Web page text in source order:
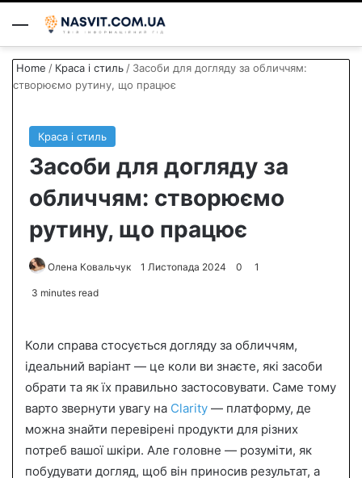
Menu
Home / Краса і стиль / Засоби для догляду за обличчям:
створюємо рутину, що працює
Краса і стиль
Засоби для догляду за
обличчям: створюємо
рутину, що працює
Олена Ковальчук
a
n
e
1 Листопада 2024 0 1
3 minutes read
Коли справа стосується догляду за обличчям,
ідеальний варіант — це коли ви знаєте, які засоби
обрати та як їх правильно застосовувати. Саме тому
варто звернути увагу на Clarity — платформу, де
можна знайти перевірені продукти для різних
потреб вашої шкіри. Але головне — розуміти, як
побудувати догляд, щоб він приносив результат, а